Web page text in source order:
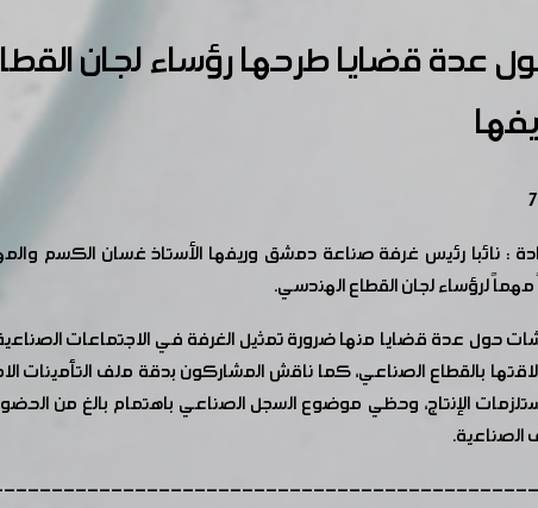
عدة قضايا طرحها رؤساء لجان
: نائبا رئيس غرفة صناعة دمشق وريفها الأستاذ غسان الكسم
لرؤساء لجان القطاع الهندسي.
حول عدة قضايا منها ضرورة تمثيل الغرفة في الاجتماعات
بالقطاع الصناعي، كما ناقش المشاركون بدقة ملف التأمينات
الإنتاج، وحظي موضوع السجل الصناعي باهتمام بالغ من
الصناعية.